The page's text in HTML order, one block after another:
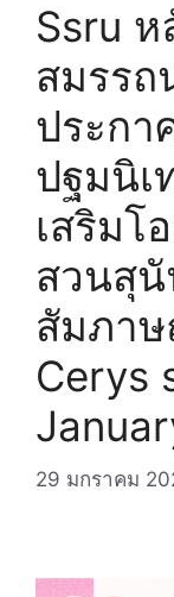
Ssru ห
สมรรถ
ประกา
ปฐมนิเ
เสริมโ
สวนสุ
สัมภา
Cerys
29 มกราคม